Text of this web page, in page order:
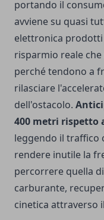
portando il
avviene su quasi
elettronica prodotti
risparmio reale
perché tendono a
rilasciare
dell'ostacolo.
400 metri rispetto
leggendo il traffico
rendere inutile la
percorrere quella
carburante,
cinetica attraverso